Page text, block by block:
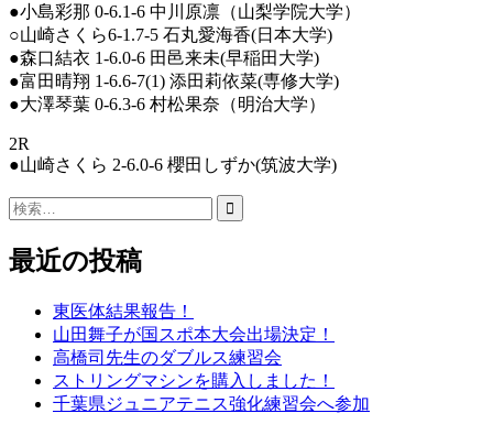
●小島彩那 0-6.1-6 中川原凛（山梨学院大学）
○山崎さくら6-1.7-5 石丸愛海香(日本大学)
●森口結衣 1-6.0-6 田邑来未(早稲田大学)
●富田晴翔 1-6.6-7(1) 添田莉依菜(専修大学)
●大澤琴葉 0-6.3-6 村松果奈（明治大学）
2R
●山崎さくら 2-6.0-6 櫻田しずか(筑波大学)
検
最近の投稿
東医体結果報告！
山田舞子が国スポ本大会出場決定！
高橋司先生のダブルス練習会
ストリングマシンを購入しました！
千葉県ジュニアテニス強化練習会へ参加